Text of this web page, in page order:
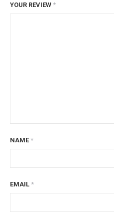
YOUR REVIEW *
NAME *
EMAIL *